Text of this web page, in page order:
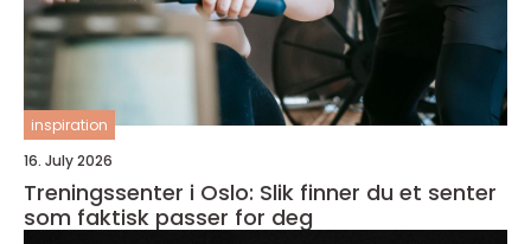
inspiration
16. July 2026
Treningssenter i Oslo: Slik finner du et senter
som faktisk passer for deg